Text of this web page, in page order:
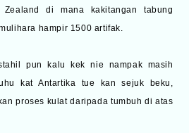
Zealand di mana kakitangan tabung
hampir 1500 artifak.
pun kalu kek nie nampak masih
kat Antartika tue kan sejuk beku,
proses kulat daripada tumbuh di atas